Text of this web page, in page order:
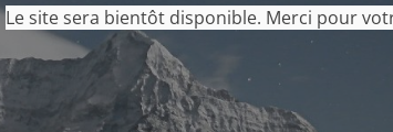
Le site sera bientôt disponible. Merci pour